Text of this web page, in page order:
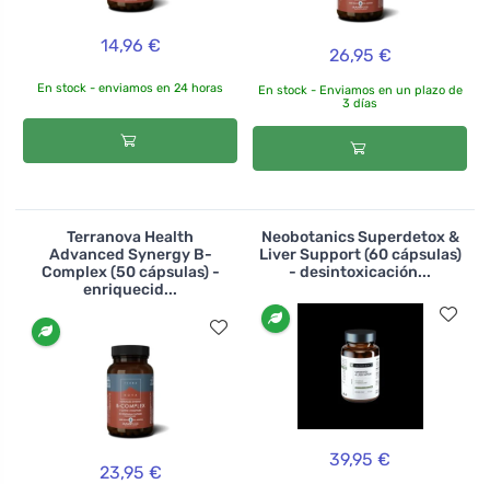
14,96 €
En stock - enviamos en 24 horas
26,95 €
En stock - Enviamos en un plazo de
3 días
Terranova Health
Advanced Synergy B-
Complex (50 cápsulas) -
enriquecid...
23,95 €
Neobotanics Superdetox &
Liver Support (60 cápsulas)
- desintoxicación...
39,95 €